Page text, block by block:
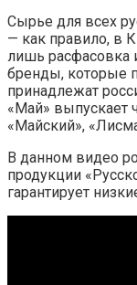
Сырье для всех
— как правило, в
лишь расфасовка
бренды, которые
принадлежат
«Май» выпускает
«Майский»,
В данном видео
продукции
гарантирует